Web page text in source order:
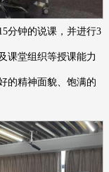
分钟的说课，并进行3
课堂组织等授课能力
的精神面貌、饱满的